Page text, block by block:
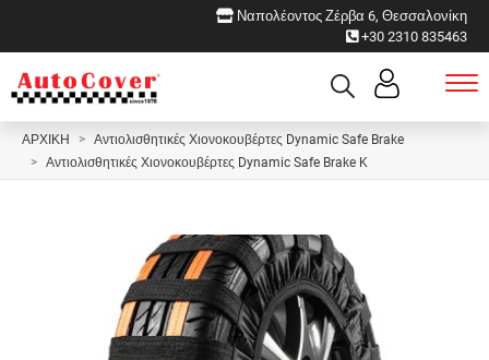
Ναπολέοντος Ζέρβα 6, Θεσσαλονίκη
+30 2310 835463
ΑΡΧΙΚΗ
Αντιολισθητικές Χιονοκουβέρτες Dynamic Safe Brake
Αντιολισθητικές Χιονοκουβέρτες Dynamic Safe Brake K